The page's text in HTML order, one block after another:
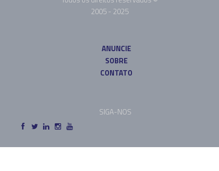
2005 - 2025
ANUNCIE
SOBRE
CONTATO
SIGA-NOS